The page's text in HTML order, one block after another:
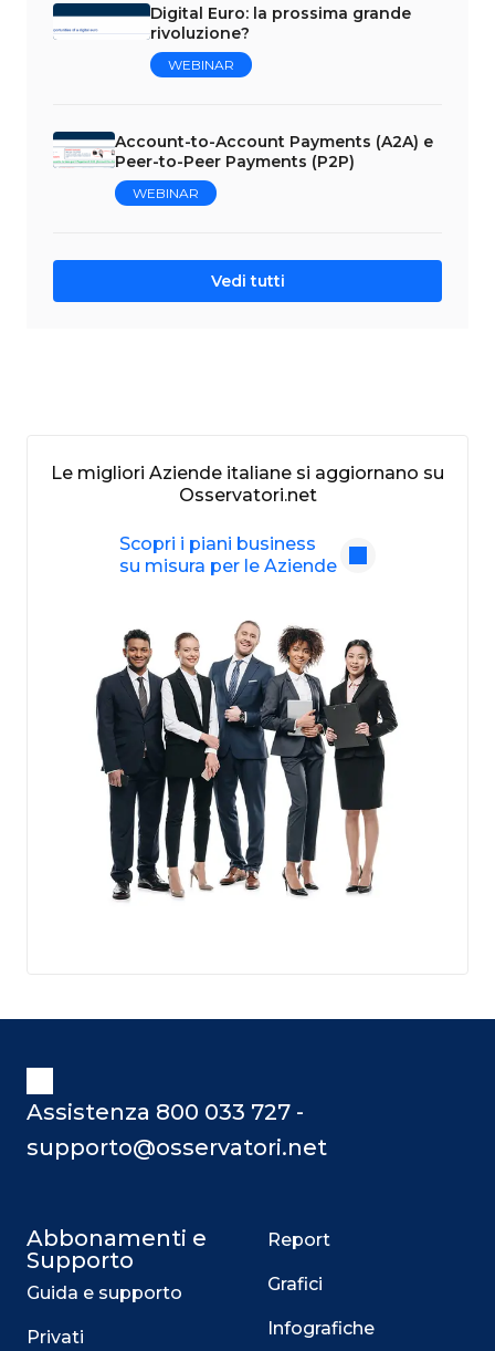
Digital Euro: la prossima grande
rivoluzione?
WEBINAR
Account-to-Account Payments (A2A) e
Peer-to-Peer Payments (P2P)
WEBINAR
Vedi tutti
Le migliori Aziende italiane si aggiornano su
Osservatori.net
Scopri i piani business
su misura per le Aziende
Assistenza 800 033 727 -
supporto@osservatori.net
Abbonamenti e
Supporto
Guida e supporto
Privati
Report
Grafici
Infografiche